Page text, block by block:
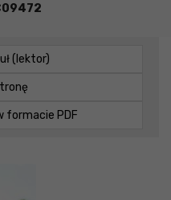
(lektor)
formacie PDF